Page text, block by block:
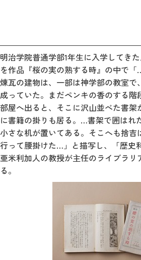
明治学院普通学部1年生に入学してき
を作品『桜の実の熟する時』の中で
煉瓦の建物は、一部は神学部の教室で
成っていた。まだペンキの香のする階
部屋へ出ると、そこに沢山並べた書架
に書籍の掛りも居る。…書架で囲はれ
小さな机が置いてある。そこへも捨吉
行って腰掛けた…」と描写し、「歴史
亜米利加人の教授が主任のライブラリ
る。